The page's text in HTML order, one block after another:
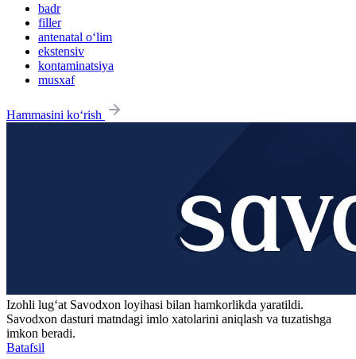
badr
filler
antenatal o‘lim
ekstensiv
kontaminatsiya
musxaf
Hammasini ko‘rish
Izohli lugʻat Savodxon loyihasi bilan hamkorlikda yaratildi.
Savodxon dasturi matndagi imlo xatolarini aniqlash va tuzatishga
imkon beradi.
Batafsil